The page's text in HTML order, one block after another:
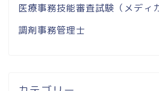
医療事務技能審査試験（メディ
調剤事務管理士